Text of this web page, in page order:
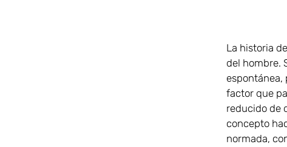
La historia
del hombre.
espontánea,
factor que
reducido de
concepto
normada,